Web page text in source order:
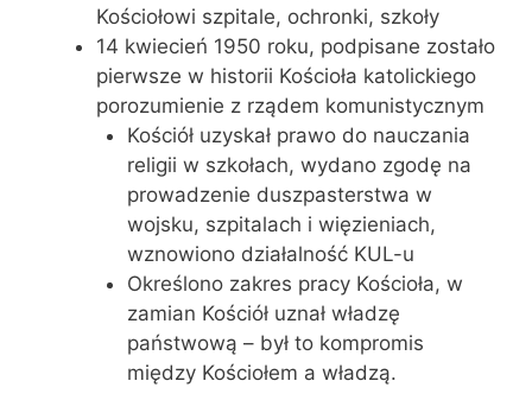
Kościołowi szpitale, ochronki, szkoły
14 kwiecień 1950 roku, podpisane zostało
pierwsze w historii Kościoła katolickiego
porozumienie z rządem komunistycznym
Kościół uzyskał prawo do nauczania
religii w szkołach, wydano zgodę na
prowadzenie duszpasterstwa w
wojsku, szpitalach i więzieniach,
wznowiono działalność KUL-u
Określono zakres pracy Kościoła, w
zamian Kościół uznał władzę
państwową – był to kompromis
między Kościołem a władzą.